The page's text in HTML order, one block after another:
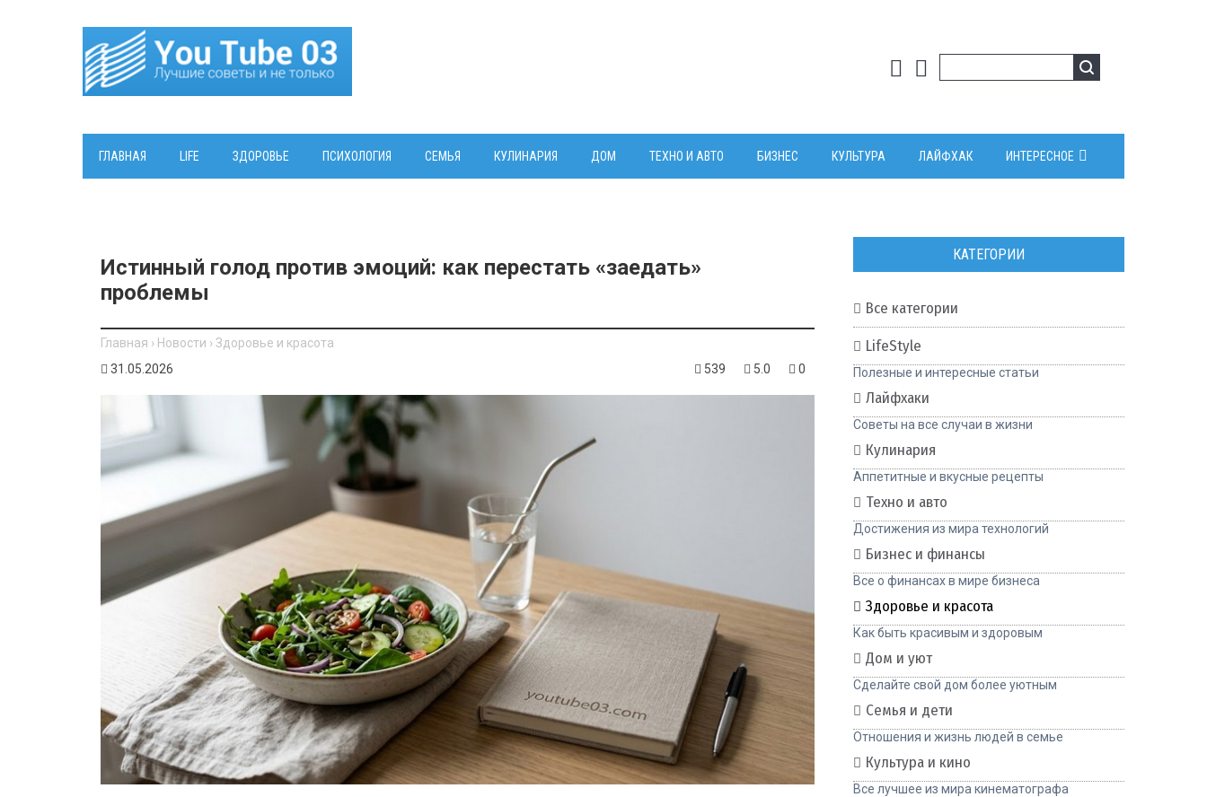
ГЛАВНАЯ LIFE ЗДОРОВЬЕ ПСИХОЛОГИЯ СЕМЬЯ КУЛИНАРИЯ ДОМ ТЕХНО И АВТО БИЗНЕС КУЛЬТУРА ЛАЙФХАК ИНТЕРЕСНОЕ
Истинный голод против эмоций: как перестать «заедать»
проблемы
Главная › Новости › Здоровье и красота
31.05.2026
539 5.0 0
КАТЕГОРИИ
Все категории
LifeStyle
Полезные и интересные статьи
Лайфхаки
Советы на все случаи в жизни
Кулинария
Аппетитные и вкусные рецепты
Техно и авто
Достижения из мира технологий
Бизнес и финансы
Все о финансах в мире бизнеса
Здоровье и красота
Как быть красивым и здоровым
Дом и уют
Сделайте свой дом более уютным
Семья и дети
Отношения и жизнь людей в семье
Культура и кино
Все лучшее из мира кинематографа